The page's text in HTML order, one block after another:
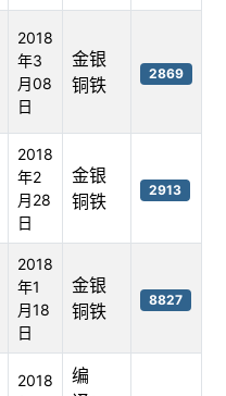
2018
年3
月08
日
金银
铜铁
2869
2018
年2
月28
日
金银
铜铁
2913
2018
年1
月18
日
金银
铜铁
8827
2018
编